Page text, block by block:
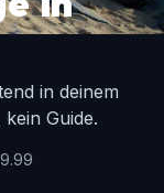
in deinem
Guide.